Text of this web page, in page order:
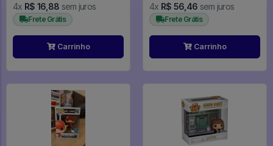
4x R$ 16,88 sem juros
Frete Grátis
Carrinho
4x R$ 56,46 sem juros
Frete Grátis
Carrinho